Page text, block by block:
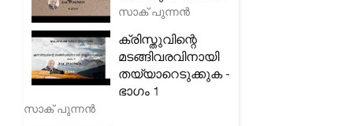
സാക് പുന്നൻ
ക്രിസ്തുവിന്റെ
മടങ്ങിവരവിനായി
തയ്യാറെടുക്കുക -
ഭാഗം 1
സാക് പുന്നൻ